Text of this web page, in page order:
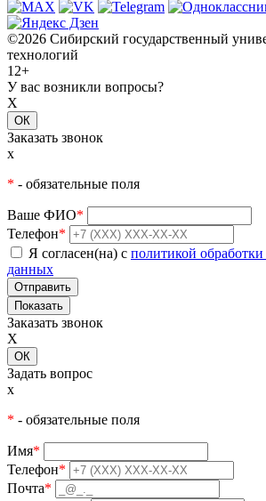
©2026 Сибирский государственный
технологий
12+
У вас возникли вопросы?
X
ОК
Заказать звонок
x
* - обязательные поля
Ваше ФИО*
Телефон*
Я согласен(на) с политикой
данных
Показать
Заказать звонок
X
ОК
Задать вопрос
x
* - обязательные поля
Имя*
Телефон*
Почта*